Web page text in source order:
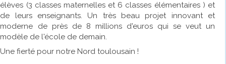
élèves (3 classes maternelles et 6 classes élémentaires ) et
de leurs enseignants. Un très beau projet innovant et
moderne de près de 8 millions d'euros qui se veut un
modèle de l'école de demain.
Une fierté pour notre Nord toulousain !